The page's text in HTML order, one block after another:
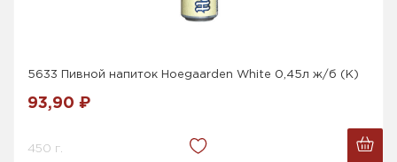
5633 Пивной напиток Hoegaarden White 0,45л ж/б (K)
93,90 ₽
450 г.